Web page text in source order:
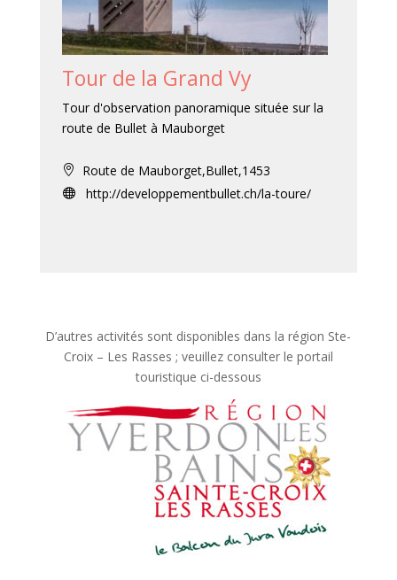
Tour de la Grand Vy
Tour d'observation panoramique située sur la
route de Bullet à Mauborget
 Route de Mauborget,Bullet,1453
 http://developpementbullet.ch/la-toure/
D’autres activités sont disponibles dans la région Ste-
Croix – Les Rasses ; veuillez consulter le portail
touristique ci-dessous